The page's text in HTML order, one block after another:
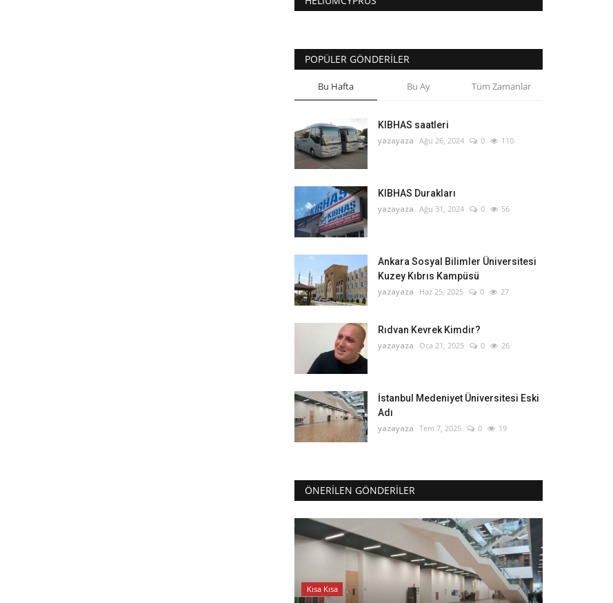
POPÜLER GÖNDERILER
Bu Hafta Bu Ay Tüm Zamanlar
KIBHAS saatleri
yazayaza Ağu 26, 2024 0 110
KIBHAS Durakları
yazayaza Ağu 31, 2024 0 56
Ankara Sosyal Bilimler Üniversitesi
Kuzey Kıbrıs Kampüsü
yazayaza Haz 25, 2025 0 27
Rıdvan Kevrek Kimdir?
yazayaza Oca 21, 2025 0 26
İstanbul Medeniyet Üniversitesi Eski
Adı
yazayaza Tem 7, 2025 0 19
ÖNERILEN GÖNDERILER
Kısa Kısa